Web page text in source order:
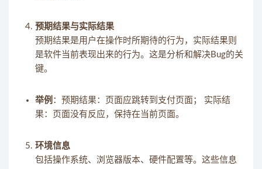
预期结果与实际结果
预期结果是用户在操作时所期待的行为，实际结果则
是软件当前表现出来的行为。这是分析和解决Bug的关
键。
举例 ：预期结果：页面应跳转到支付页面； 实际结
果：页面没有反应，保持在当前页面。
环境信息
包括操作系统、浏览器版本、硬件配置等。这些信息